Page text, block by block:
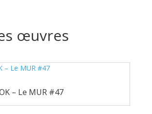
œuvres
– Le MUR #47